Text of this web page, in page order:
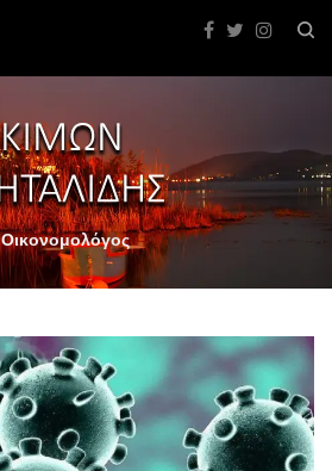
Οικονομολόγος